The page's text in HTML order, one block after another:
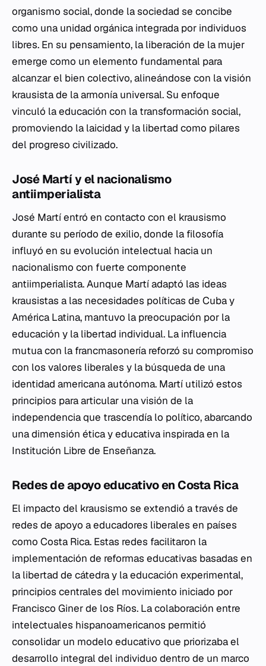
organismo social, donde la sociedad se concibe
como una unidad orgánica integrada por individuos
libres. En su pensamiento, la liberación de la mujer
emerge como un elemento fundamental para
alcanzar el bien colectivo, alineándose con la visión
krausista de la armonía universal. Su enfoque
vinculó la educación con la transformación social,
promoviendo la laicidad y la libertad como pilares
del progreso civilizado.
José Martí y el nacionalismo
antiimperialista
José Martí entró en contacto con el krausismo
durante su período de exilio, donde la filosofía
influyó en su evolución intelectual hacia un
nacionalismo con fuerte componente
antiimperialista. Aunque Martí adaptó las ideas
krausistas a las necesidades políticas de Cuba y
América Latina, mantuvo la preocupación por la
educación y la libertad individual. La influencia
mutua con la francmasonería reforzó su compromiso
con los valores liberales y la búsqueda de una
identidad americana autónoma. Martí utilizó estos
principios para articular una visión de la
independencia que trascendía lo político, abarcando
una dimensión ética y educativa inspirada en la
Institución Libre de Enseñanza.
Redes de apoyo educativo en Costa Rica
El impacto del krausismo se extendió a través de
redes de apoyo a educadores liberales en países
como Costa Rica. Estas redes facilitaron la
implementación de reformas educativas basadas en
la libertad de cátedra y la educación experimental,
principios centrales del movimiento iniciado por
Francisco Giner de los Ríos. La colaboración entre
intelectuales hispanoamericanos permitió
consolidar un modelo educativo que priorizaba el
desarrollo integral del individuo dentro de un marco